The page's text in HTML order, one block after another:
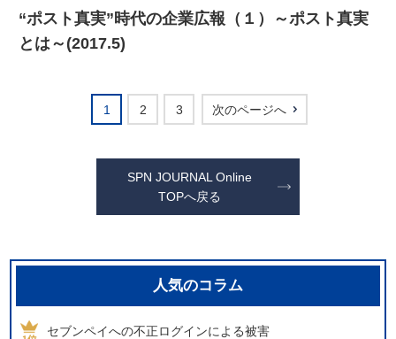
“ポスト真実”時代の企業広報（１）～ポスト真実
とは～(2017.5)
1 2 3 次のページへ
SPN JOURNAL Online
TOPへ戻る
人気のコラム
セブンペイへの不正ログインによる被害